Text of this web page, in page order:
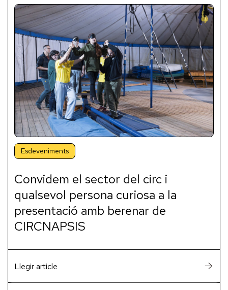
Esdeveniments
Convidem el sector del circ i
qualsevol persona curiosa a la
presentació amb berenar de
CIRCNAPSIS
Llegir article